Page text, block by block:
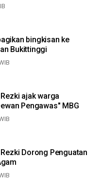
bingkisan ke
Bukittinggi
ajak warga
Pengawas" MBG
Dorong Penguatan